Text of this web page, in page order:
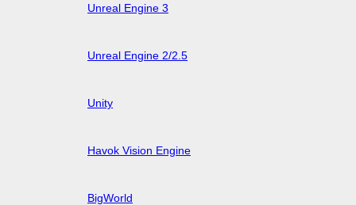
Unreal Engine 3
Unreal Engine 2/2.5
Unity
Havok Vision Engine
BigWorld